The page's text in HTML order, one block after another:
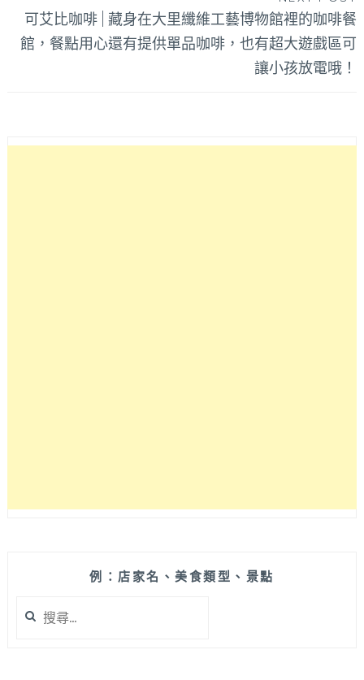
可艾比咖啡 | 藏身在大里纖維工藝博物館裡的咖啡餐
館，餐點用心還有提供單品咖啡，也有超大遊戲區可
讓小孩放電哦！
例：店家名、美食類型、景點
尋